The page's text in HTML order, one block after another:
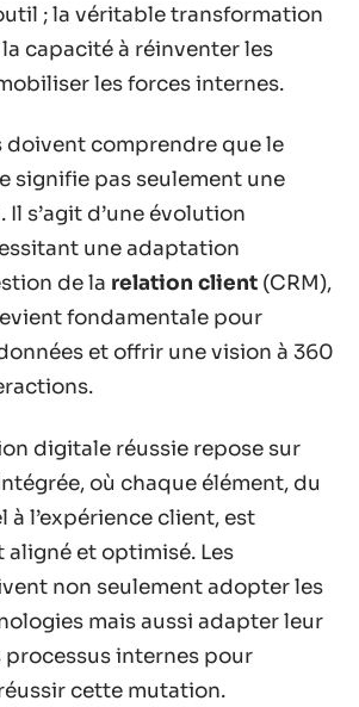
; la véritable transformation
capacité à réinventer les
les forces internes.
doivent comprendre que le
signifie pas seulement une
s’agit d’une évolution
une adaptation
de la relation client (CRM),
fondamentale pour
et offrir une vision à 360
digitale réussie repose sur
où chaque élément, du
à l’expérience client, est
aligné et optimisé. Les
non seulement adopter les
mais aussi adapter leur
internes pour
cette mutation.